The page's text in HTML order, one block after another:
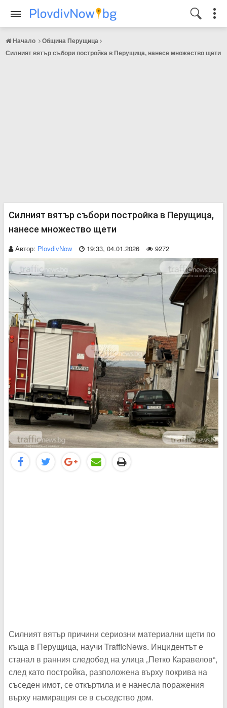
Начало
Община Перущица
Силният вятър събори постройка в Перущица, нанесе множество щети
Силният вятър събори постройка в Перущица,
нанесе множество щети
Автор: PlovdivNow 19:33, 04.01.2026 9272
Силният вятър причини сериозни материални щети по
къща в Перущица, научи TrafficNews. Инцидентът е
станал в ранния следобед на улица „Петко Каравелов“,
след като постройка, разположена върху покрива на
съседен имот, се откъртила и е нанесла поражения
върху намиращия се в съседство дом.